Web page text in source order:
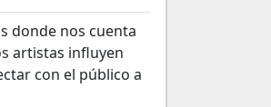
donde nos cuenta
artistas influyen
con el público a